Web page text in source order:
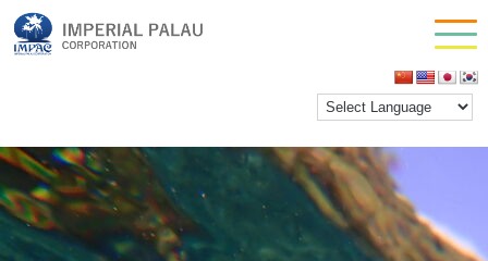
OLYMPUS DIGITAL CAMERA
inpactestuser |2023年2月20日